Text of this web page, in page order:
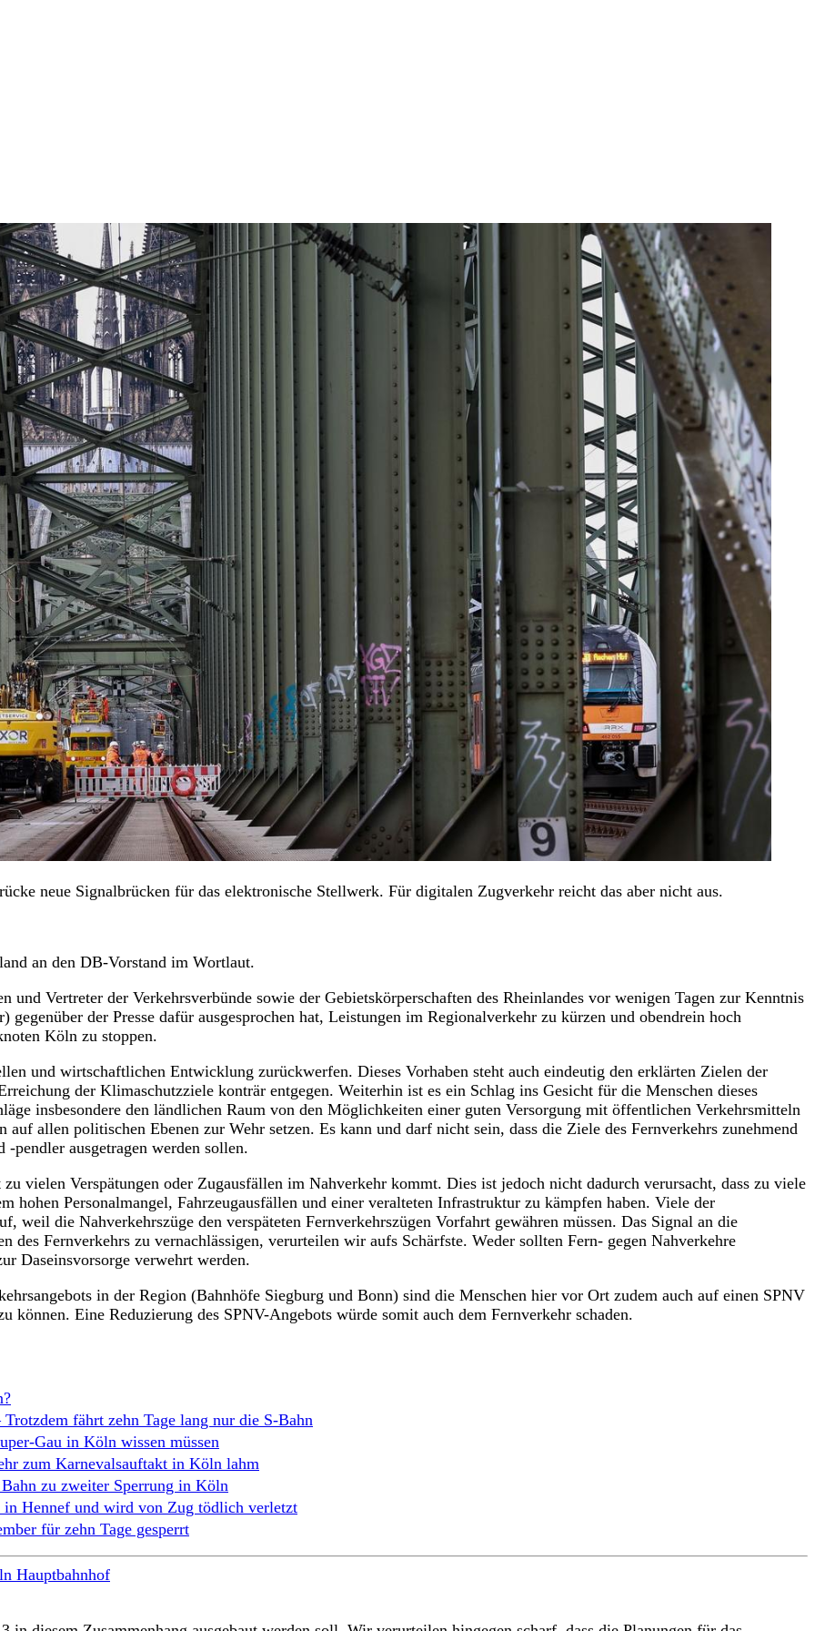
neue Signalbrücken für das elektronische Stellwerk. Für digitalen Zugverkehr reicht das aber nicht aus.
an den DB-Vorstand im Wortlaut.
und Vertreter der Verkehrsverbünde sowie der Gebietskörperschaften des Rheinlandes vor wenigen Tagen zur Kenntnis
gegenüber der Presse dafür ausgesprochen hat, Leistungen im Regionalverkehr zu kürzen und obendrein hoch
Köln zu stoppen.
und wirtschaftlichen Entwicklung zurückwerfen. Dieses Vorhaben steht auch eindeutig den erklärten Zielen der
der Klimaschutzziele konträr entgegen. Weiterhin ist es ein Schlag ins Gesicht für die Menschen dieses
insbesondere den ländlichen Raum von den Möglichkeiten einer guten Versorgung mit öffentlichen Verkehrsmitteln
allen politischen Ebenen zur Wehr setzen. Es kann und darf nicht sein, dass die Ziele des Fernverkehrs zunehmend
pendler ausgetragen werden sollen.
vielen Verspätungen oder Zugausfällen im Nahverkehr kommt. Dies ist jedoch nicht dadurch verursacht, dass zu viele
hohen Personalmangel, Fahrzeugausfällen und einer veralteten Infrastruktur zu kämpfen haben. Viele der
weil die Nahverkehrszüge den verspäteten Fernverkehrszügen Vorfahrt gewähren müssen. Das Signal an die
des Fernverkehrs zu vernachlässigen, verurteilen wir aufs Schärfste. Weder sollten Fern- gegen Nahverkehre
Daseinsvorsorge verwehrt werden.
in der Region (Bahnhöfe Siegburg und Bonn) sind die Menschen hier vor Ort zudem auch auf einen SPNV
können. Eine Reduzierung des SPNV-Angebots würde somit auch dem Fernverkehr schaden.
fährt zehn Tage lang nur die S-Bahn
Gau in Köln wissen müssen
zum Karnevalsauftakt in Köln lahm
zu zweiter Sperrung in Köln
Hennef und wird von Zug tödlich verletzt
für zehn Tage gesperrt
Hauptbahnhof